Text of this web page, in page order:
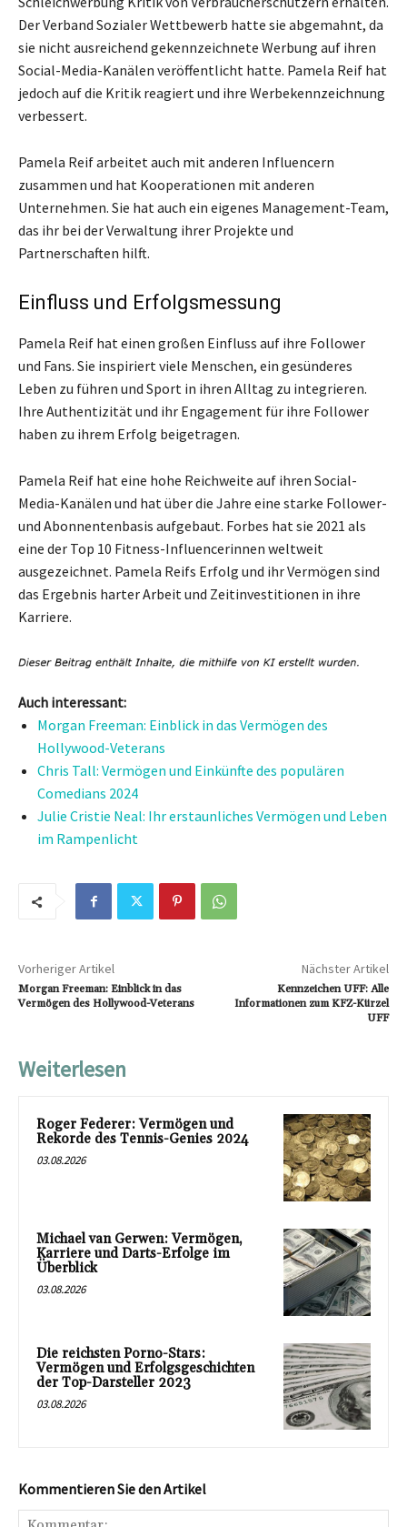
Der Verband Sozialer Wettbewerb hatte sie abgemahnt, da
sie nicht ausreichend gekennzeichnete Werbung auf ihren
Social-Media-Kanälen veröffentlicht hatte. Pamela Reif hat
jedoch auf die Kritik reagiert und ihre Werbekennzeichnung
verbessert.
Pamela Reif arbeitet auch mit anderen Influencern
zusammen und hat Kooperationen mit anderen
Unternehmen. Sie hat auch ein eigenes Management-Team,
das ihr bei der Verwaltung ihrer Projekte und
Partnerschaften hilft.
Einfluss und Erfolgsmessung
Pamela Reif hat einen großen Einfluss auf ihre Follower
und Fans. Sie inspiriert viele Menschen, ein gesünderes
Leben zu führen und Sport in ihren Alltag zu integrieren.
Ihre Authentizität und ihr Engagement für ihre Follower
haben zu ihrem Erfolg beigetragen.
Pamela Reif hat eine hohe Reichweite auf ihren Social-
Media-Kanälen und hat über die Jahre eine starke Follower-
und Abonnentenbasis aufgebaut. Forbes hat sie 2021 als
eine der Top 10 Fitness-Influencerinnen weltweit
ausgezeichnet. Pamela Reifs Erfolg und ihr Vermögen sind
das Ergebnis harter Arbeit und Zeitinvestitionen in ihre
Karriere.
Auch interessant:
Morgan Freeman: Einblick in das Vermögen des
Hollywood-Veterans
Chris Tall: Vermögen und Einkünfte des populären
Comedians 2024
Julie Cristie Neal: Ihr erstaunliches Vermögen und Leben
im Rampenlicht
Vorheriger Artikel
Morgan Freeman: Einblick in das
Vermögen des Hollywood-Veterans
Nächster Artikel
Kennzeichen UFF: Alle
Informationen zum KFZ-Kürzel
UFF
Weiterlesen
Roger Federer: Vermögen und
Rekorde des Tennis-Genies 2024
03.08.2026
Michael van Gerwen: Vermögen,
Karriere und Darts-Erfolge im
Überblick
03.08.2026
Die reichsten Porno-Stars:
Vermögen und Erfolgsgeschichten
der Top-Darsteller 2023
03.08.2026
Kommentieren Sie den Artikel